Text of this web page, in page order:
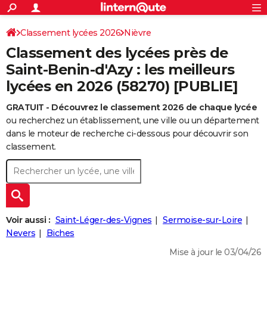
ACTUALITÉS
Politique
Société
Faits Divers
Education
Monde
Villes
+
SPORT
Coupe du monde 2026
Football
Tennis
Cyclisme
Rugby
Forum
CULTURE
Programme TV
TNT
Streaming
Cinéma
Sorties cinéma
Musique
+FINANCE
Retraite
Impôts
Epargne
Immobilier
Risques naturels par ville
Banque
Assurance
Crédit
AUTO
Essais
Réserver un essai
Citadines
Berlines
SUV
Forum auto
+
HIGH-TECH
BRICOLAGE
Forum
Aménagement intérieur
Extérieur
Cuisine
Salle de bains
Jardinage
Rangement
+WEEK-END
Guides de France
Escapades
Patrimoine
Expositions
Musées
Week-end nature
+
LIFESTYLE
Art de vivre
Bien-être
Loisirs
Mode
Modes de vie
+SANTE
S'inscrire
Connexion
Classement lycées 2026 Nièvre
Classement des lycées près de
Saint-Benin-d'Azy : les meilleurs
lycées en 2026 (58270) [PUBLIE]
GRATUIT - Découvrez le classement 2026 de chaque lycée
ou recherchez un établissement, une ville ou un département
dans le moteur de recherche ci-dessous pour découvrir son
classement.
Voir aussi : Saint-Léger-des-Vignes
Sermoise-sur-Loire
Nevers
Biches
Mise à jour le 03/04/26